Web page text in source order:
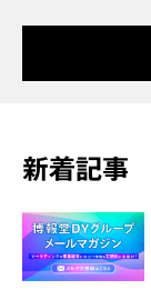
新着記事